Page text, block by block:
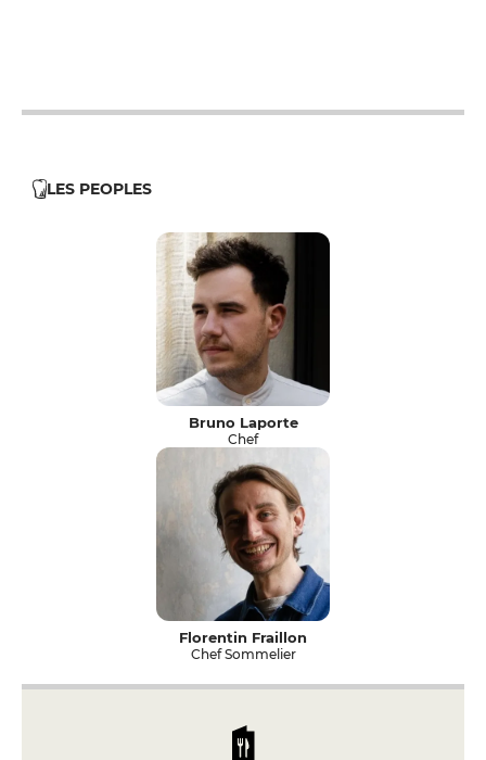
LES PEOPLES
Bruno Laporte
Chef
Florentin Fraillon
Chef Sommelier